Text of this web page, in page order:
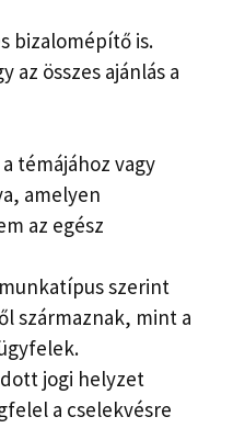
bizalomépítő is.
az összes ajánlás a
témájához vagy
amelyen
az egész
szerint
származnak, mint a
jogi helyzet
a cselekvésre